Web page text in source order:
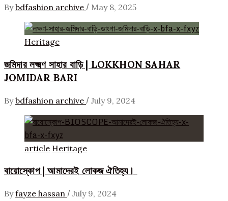
By bdfashion archive / May 8, 2025
Heritage
জমিদার লক্ষ্মণ সাহার বাড়ি | LOKKHON SAHAR
JOMIDAR BARI
By bdfashion archive / July 9, 2024
article Heritage
বায়োস্কোপ | আমাদেরই লোকজ ঐতিহ্য।
By fayze hassan / July 9, 2024